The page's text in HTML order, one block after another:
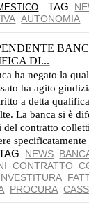
TAG
AUTONOMIA
DI...
ha negato la
ha agito
a detta
La banca si è
del contratto
NEWS
CONTRATTO
PROCURA